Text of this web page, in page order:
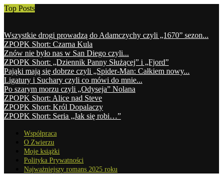
Top Posts
Wszystkie drogi prowadzą do Adamczychy czyli „1670” sezon...
ZPOPK Short: Czarna Kula
Znów nie było nas w San Diego czyli...
ZPOPK Short: „Dziennik Panny Służącej” i „Fjord”
Pająki mają się dobrze czyli „Spider-Man: Całkiem nowy...
Ligatury i Suchary czyli co mówi do mnie...
Po szarym morzu czyli „Odyseja” Nolana
ZPOPK Short: Alice nad Steve
ZPOPK Short: Król Dopalaczy
ZPOPK Short: Seria „Jak się robi…”
Współpraca
O Zwierzu
Moje książki
Polityka Prywatności
Najważniejszy romans 2025 roku